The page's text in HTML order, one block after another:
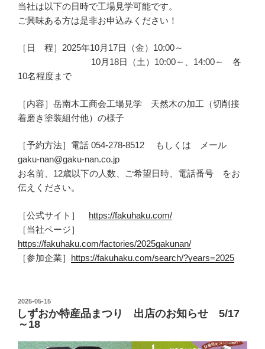
当社は以下の日時で工場見学可能です。
ご興味ある方は是非お申込みください！
［日 程］2025年10月17日（金）10:00～
10月18日（土）10:00～、14:00～ 各
10名程度まで
［内容］岳南木工商会工場見学 天然木の加工（切削接
着磨き塗装組付他）の様子
［予約方法］電話 054-278-8512 もしくは メール
gaku-nan@gaku-nan.co.jp
お名前、12歳以下の人数、ご希望日時、電話番号 をお
伝えください。
［公式サイト］ https://fakuhaku.com/
［当社ページ］
https://fakuhaku.com/factories/2025gakunan/
［参加企業］ https://fakuhaku.com/search/?years=2025
投
稿
日:
2025-05-15
しずおか特産品まつり 出店のお知らせ 5/17
～18